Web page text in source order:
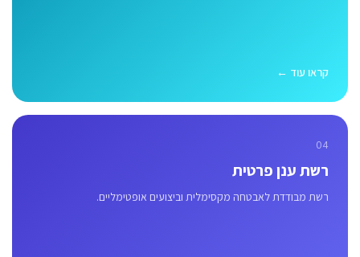
קראו עוד ←
04
רשת ענן פרטית
רשת מבודדת לאבטחה מקסימלית וביצועים אופטימליים.